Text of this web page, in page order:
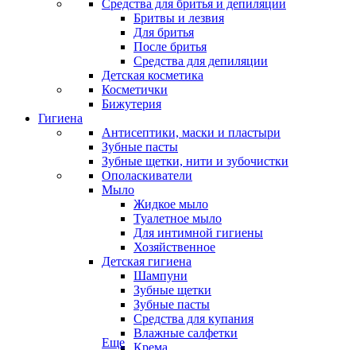
Средства для бритья и депиляции
Бритвы и лезвия
Для бритья
После бритья
Средства для депиляции
Детская косметика
Косметички
Бижутерия
Гигиена
Антисептики, маски и пластыри
Зубные пасты
Зубные щетки, нити и зубочистки
Ополаскиватели
Мыло
Жидкое мыло
Туалетное мыло
Для интимной гигиены
Хозяйственное
Детская гигиена
Шампуни
Зубные щетки
Зубные пасты
Средства для купания
Влажные салфетки
Крема
Еще